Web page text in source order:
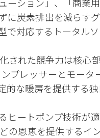
に炭素排出を減らす
で対応するトータルソ
された競争力は核心
プレッサーとモー
的な暖房を提供する
ヒートポンプ技術が
の恩恵を提供するイ